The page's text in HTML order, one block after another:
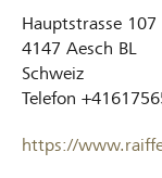
Hauptstrasse 107
4147 Aesch BL
Schweiz
Telefon
https://